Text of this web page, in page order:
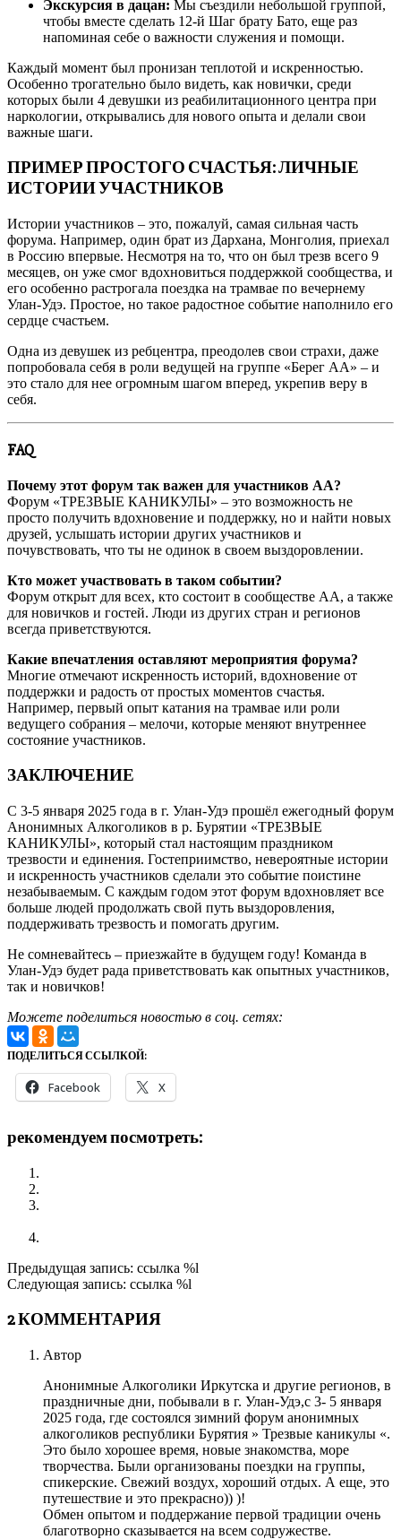
Экскурсия в дацан: Мы съездили небольшой группой,
чтобы вместе сделать 12-й Шаг брату Бато, еще раз
напоминая себе о важности служения и помощи.
Каждый момент был пронизан теплотой и искренностью.
Особенно трогательно было видеть, как новички, среди
которых были 4 девушки из реабилитационного центра при
наркологии, открывались для нового опыта и делали свои
важные шаги.
ПРИМЕР ПРОСТОГО СЧАСТЬЯ: ЛИЧНЫЕ
ИСТОРИИ УЧАСТНИКОВ
Истории участников – это, пожалуй, самая сильная часть
форума. Например, один брат из Дархана, Монголия, приехал
в Россию впервые. Несмотря на то, что он был трезв всего 9
месяцев, он уже смог вдохновиться поддержкой сообщества, и
его особенно растрогала поездка на трамвае по вечернему
Улан-Удэ. Простое, но такое радостное событие наполнило его
сердце счастьем.
Одна из девушек из ребцентра, преодолев свои страхи, даже
попробовала себя в роли ведущей на группе «Берег АА» – и
это стало для нее огромным шагом вперед, укрепив веру в
себя.
FAQ
Почему этот форум так важен для участников АА?
Форум «ТРЕЗВЫЕ КАНИКУЛЫ» – это возможность не
просто получить вдохновение и поддержку, но и найти новых
друзей, услышать истории других участников и
почувствовать, что ты не одинок в своем выздоровлении.
Кто может участвовать в таком событии?
Форум открыт для всех, кто состоит в сообществе АА, а также
для новичков и гостей. Люди из других стран и регионов
всегда приветствуются.
Какие впечатления оставляют мероприятия форума?
Многие отмечают искренность историй, вдохновение от
поддержки и радость от простых моментов счастья.
Например, первый опыт катания на трамвае или роли
ведущего собрания – мелочи, которые меняют внутреннее
состояние участников.
ЗАКЛЮЧЕНИЕ
С 3-5 января 2025 года в г. Улан-Удэ прошёл ежегодный форум
Анонимных Алкоголиков в р. Бурятии «ТРЕЗВЫЕ
КАНИКУЛЫ», который стал настоящим праздником
трезвости и единения. Гостеприимство, невероятные истории
и искренность участников сделали это событие поистине
незабываемым. С каждым годом этот форум вдохновляет все
больше людей продолжать свой путь выздоровления,
поддерживать трезвость и помогать другим.
Не сомневайтесь – приезжайте в будущем году! Команда в
Улан-Удэ будет рада приветствовать как опытных участников,
так и новичков!
Можете поделиться новостью в соц. сетях:
ПОДЕЛИТЬСЯ ССЫЛКОЙ:
Facebook X
рекомендуем посмотреть:
2025-
01-
Предыдущая запись: ссылка %l
Следующая запись: ссылка %l
2 КОММЕНТАРИЯ
Автор
Анонимные Алкоголики Иркутска и другие регионов, в
праздничные дни, побывали в г. Улан-Удэ,с 3- 5 января
2025 года, где состоялся зимний форум анонимных
алкоголиков республики Бурятия » Трезвые каникулы «.
Это было хорошее время, новые знакомства, море
творчества. Были организованы поездки на группы,
спикерские. Свежий воздух, хороший отдых. А еще, это
путешествие и это прекрасно)) )!
Обмен опытом и поддержание первой традиции очень
благотворно сказывается на всем содружестве.